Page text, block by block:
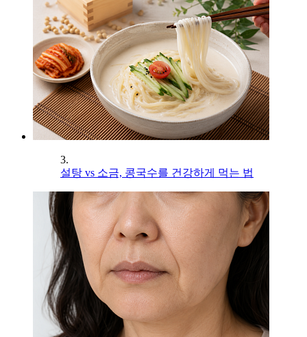
3.
설탕 vs 소금, 콩국수를 건강하게 먹는 법